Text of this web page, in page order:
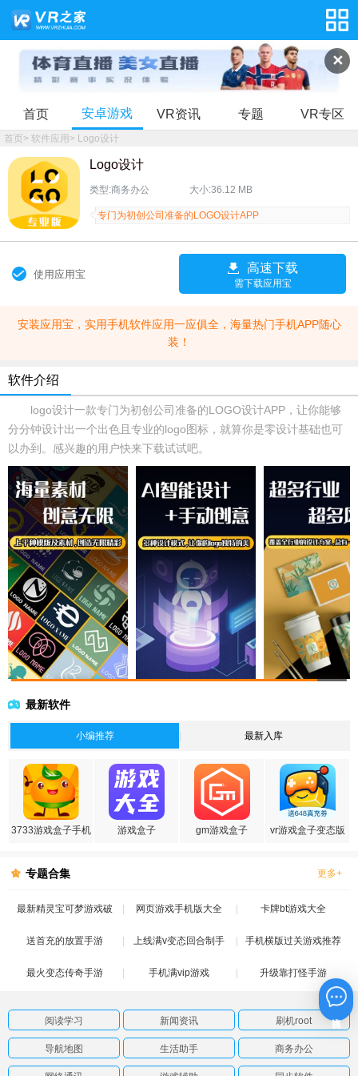
✕
首页 安卓游戏 VR资讯 专题 VR专区
首页> 软件应用> Logo设计
Logo设计
类型:商务办公 大小:36.12 MB
专门为初创公司准备的LOGO设计APP
使用应用宝 高速下载
需下载应用宝
安装应用宝，实用手机软件应用一应俱全，海量热门手机APP随心
装！
软件介绍
logo设计一款专门为初创公司准备的LOGO设计APP，让你能够
分分钟设计出一个出色且专业的logo图标，就算你是零设计基础也可
以办到。感兴趣的用户快来下载试试吧。
最新软件
小编推荐 最新入库
3733游戏盒子手机
游戏盒子 gm游戏盒子 vr游戏盒子变态版
专题合集 更多+
最新精灵宝可梦游戏破
解版
网页游戏手机版大全 卡牌bt游戏大全
送首充的放置手游 上线满v变态回合制手
游
手机横版过关游戏推荐
最火变态传奇手游 手机满vip游戏 升级靠打怪手游
阅读学习 新闻资讯 刷机root
导航地图 生活助手 商务办公